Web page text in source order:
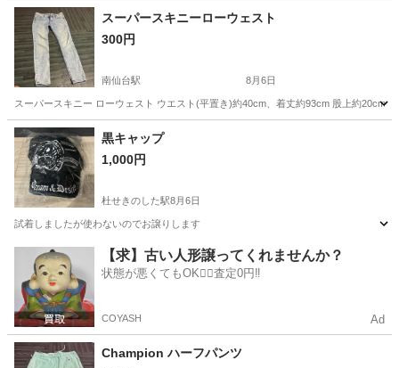
スーパースキニーローウェスト
300円
南仙台駅 8月6日
スーパースキニー ローウェスト ウエスト(平置き)約40cm、着丈約93cm 股上約
宮城 仙台市 南仙台駅
黒キャップ
1,000円
杜せきのした駅8月6日
試着しましたが使わないのでお譲りします
名取市 杜せきのした駅 小物
【求】古い人形譲ってくれませんか？
状態が悪くてもOK🙆‍♀️査定0円‼️
COYASH Ad
Champion ハーフパンツ